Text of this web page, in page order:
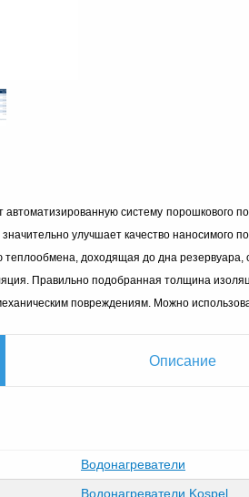
автоматизированную систему порошкового
улучшает качество наносимого
доходящая до дна
Правильно подобранная толщина
повреждениям. Можно
Описание
Водонагреватели
Водонагреватели Kospel